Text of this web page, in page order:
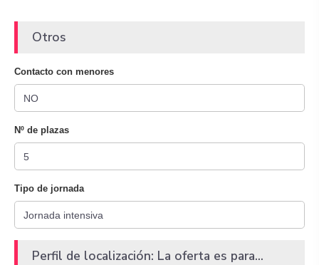
Otros
Contacto con menores
Nº de plazas
Tipo de jornada
Perfil de localización: La oferta es para...